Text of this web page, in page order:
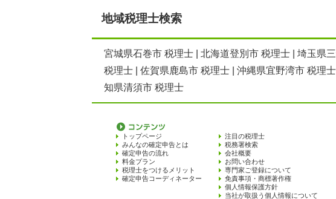
地域税理士検索
宮城県石巻市 税理士 北海道登別市 税理士 埼玉県
税理士
佐賀県鹿島市 税理士 沖縄県宜野湾市 税理士
知県清須市 税理士
トップページ
みんなの確定申告とは
確定申告の流れ
料金プラン
税理士をつけるメリット
確定申告コーディネーター
注目の税理士
税務署検索
会社概要
お問い合わせ
専門家ご登録について
免責事項・商標著作権
個人情報保護方針
当社が取扱う個人情報について